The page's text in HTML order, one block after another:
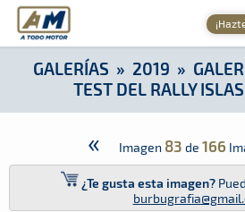
A Todo Motor · Revista del
»
GALERÍAS » 2019 »
TEST DEL RALLY
« Imagen 83 de 166
¿Te gusta esta imagen?